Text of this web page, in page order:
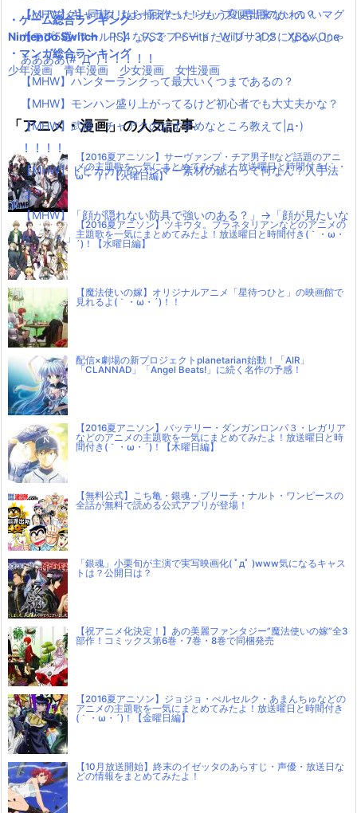
【MHW】キャラクリは一回作ったらもう変更出来ないの？
【モンハンワールド】なんでフィードだとブサイクになるんじゃ
ああああ(#ﾟДﾟ)！！！！！
【MHW】ハンターランクって最大いくつまであるの？
【MHW】モンハン盛り上がってるけど初心者でも大丈夫かな？
【MHW】武器：チャアクのおすすめなところ教えて|д･)
！！！！
【MHW】トビカガチのハンマー素材の鉱石って何なん？入手法
は？
【MHW】「顔が隠れない防具で強いのある？」→「顔が見たいな
ら・・・」
【ペアマグ】同棲したら揃えたい！カップル専用のかわいいマグ
カップ5選
・ゲーム総合ランキング
Nintendo Switch
PS4 PS3 PSVita WiiU 3DS
XBox One
・マンガ総合ランキング
少年漫画
青年漫画 少女漫画 女性漫画
「アニメ・漫画」の人気記事
【2016夏アニソン】サーヴァンプ・チア男子!!など話題のアニ
メの主題歌を一気にまとめてみたよ！放送曜日と時間付き(｀・
ω・´)！【火曜日編】
【2016夏アニソン】ツキウタ。プラネタリアンなどのアニメの
主題歌を一気にまとめてみたよ！放送曜日と時間付き(｀・ω・
´)！【水曜日編】
【魔法使いの嫁】オリジナルアニメ「星待つひと」の映画館で
見れるよ(｀・ω・´)！！
配信×劇場の新プロジェクトplanetarian始動！「AIR」
「CLANNAD」「Angel Beats!」に続く名作の予感！
【2016夏アニソン】バッテリー・ダンガンロンパ３・レガリア
などのアニメの主題歌を一気にまとめてみたよ！放送曜日と時
間付き(｀・ω・´)！【木曜日編】
【無料公式】こち亀・銀魂・ブリーチ・ナルト・ワンピースの
全話が無料で読める公式アプリが登場！
「銀魂」小栗旬が主演で実写映画化( ﾟдﾟ )www気になるキャス
トは？公開日は？
【祝アニメ化決定！】あの美麗ファンタジー”魔法使いの嫁”全3
部作！コミックス第6巻・7巻・8巻で同梱発売
【2016夏アニソン】ジョジョ・べルセルク・あまんちゅなどの
アニメの主題歌を一気にまとめてみたよ！放送曜日と時間付き
(｀・ω・´)！【金曜日編】
【10月放送開始】終末のイゼッタのあらすじ・声優・放送日な
どの情報をまとめてみたよ！